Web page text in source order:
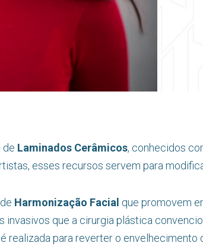
de Laminados Cerâmicos, conhecidos
esses recursos servem para
Harmonização Facial que promovem
invasivos que a cirurgia plástica
realizada para reverter o